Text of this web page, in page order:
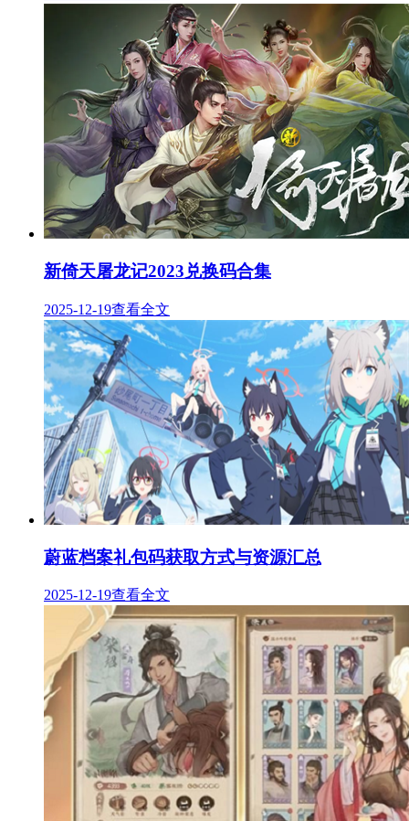
新倚天屠龙记2023兑换码合集
2025-12-19查看全文
蔚蓝档案礼包码获取方式与资源汇总
2025-12-19查看全文